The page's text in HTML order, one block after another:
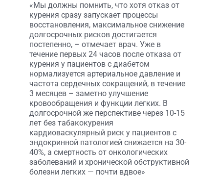
«Мы должны помнить, что хотя отказ от
курения сразу запускает процессы
восстановления, максимальное снижение
долгосрочных рисков достигается
постепенно, – отмечает врач. Уже в
течение первых 24 часов после отказа от
курения у пациентов с диабетом
нормализуется артериальное давление и
частота сердечных сокращений, в течение
3 месяцев – заметно улучшение
кровообращения и функции легких. В
долгосрочной же перспективе через 10-15
лет без табакокурения
кардиоваскулярный риск у пациентов с
эндокринной патологией снижается на 30-
40%, а смертность от онкологических
заболеваний и хронической обструктивной
болезни легких — почти вдвое»